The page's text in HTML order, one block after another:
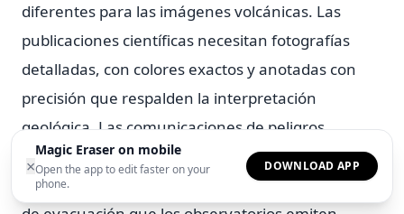
×
Magic Eraser on mobile
Open the app to edit faster on your
phone.
DOWNLOAD APP
diferentes para las imágenes volcánicas. Las
publicaciones científicas necesitan fotografías
detalladas, con colores exactos y anotadas con
precisión que respalden la interpretación
geológica. Las comunicaciones de peligros
públicos — las actualizaciones de erupciones, los
anuncios de nivel de alerta. Las recomendaciones